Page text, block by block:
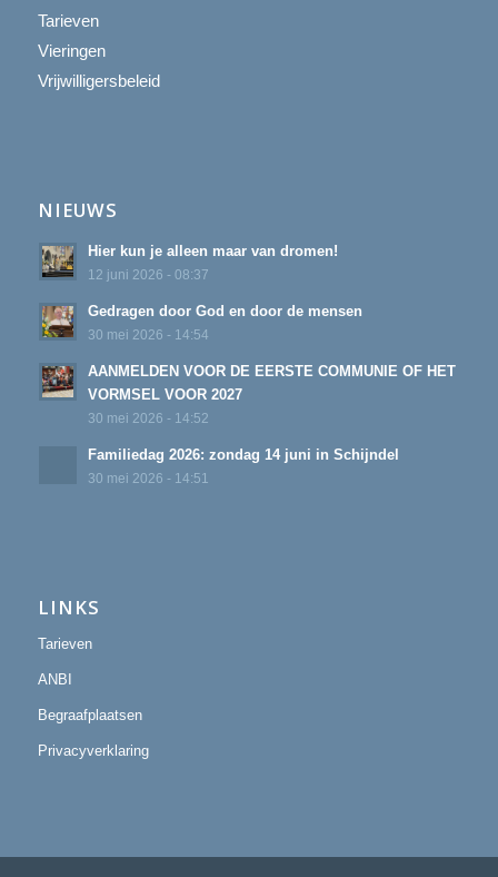
Tarieven
Vieringen
Vrijwilligersbeleid
NIEUWS
Hier kun je alleen maar van dromen!
12 juni 2026 - 08:37
Gedragen door God en door de mensen
30 mei 2026 - 14:54
AANMELDEN VOOR DE EERSTE COMMUNIE OF HET
VORMSEL VOOR 2027
30 mei 2026 - 14:52
Familiedag 2026: zondag 14 juni in Schijndel
30 mei 2026 - 14:51
LINKS
Tarieven
ANBI
Begraafplaatsen
Privacyverklaring